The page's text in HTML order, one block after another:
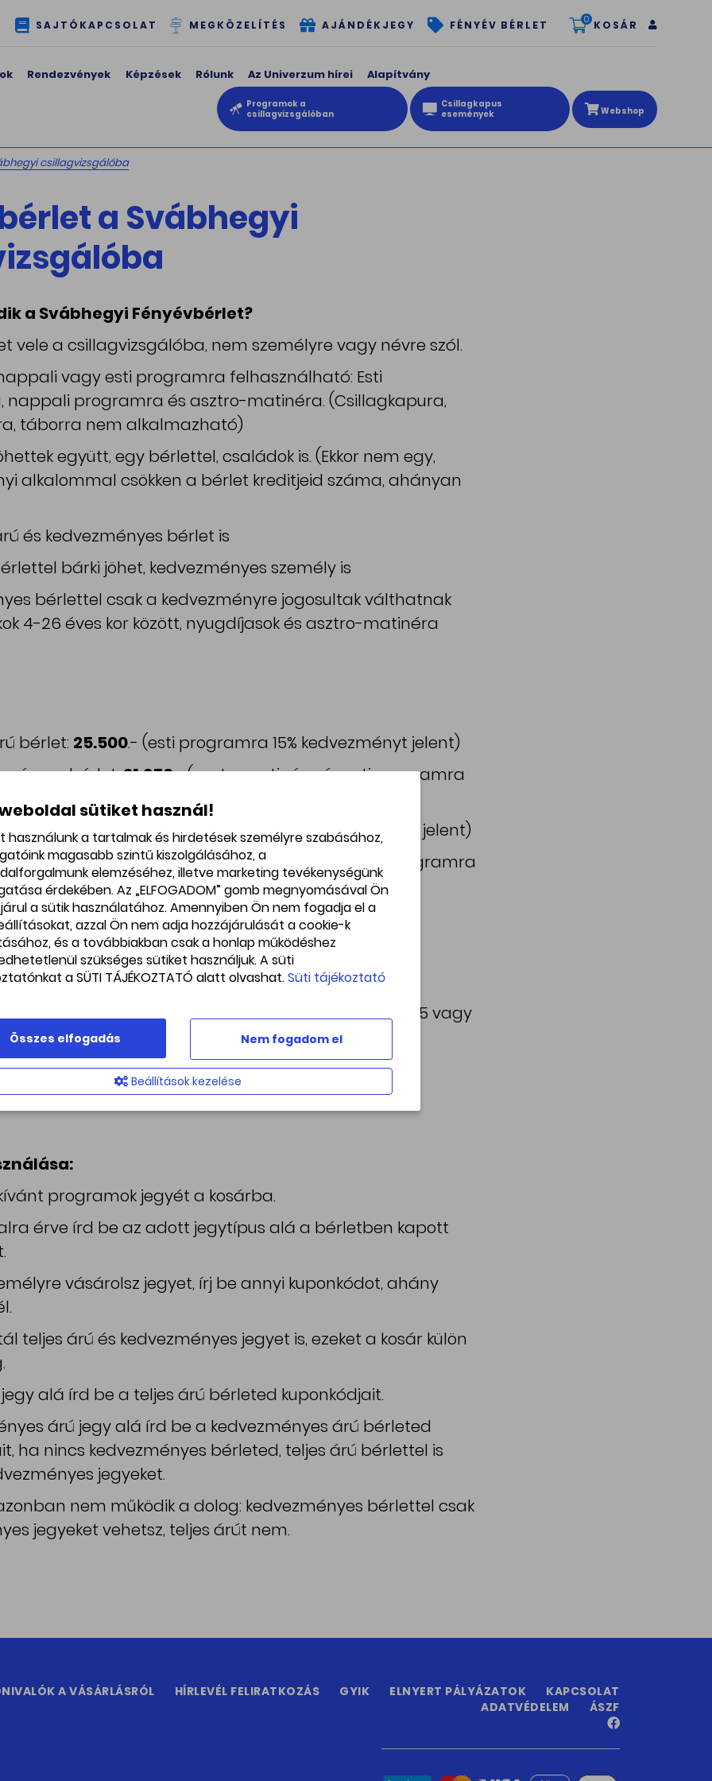
SAJTÓKAPCSOLAT MEGKÖZELÍTÉS AJÁNDÉKJEGY FÉNYÉV BÉRLET 0 KOSÁR
Rendezvények Képzések Rólunk Az Univerzum hírei Alapítvány
Programok a
csillagvizsgálóban
Csillagkapus
események
Webshop
csillagvizsgálóba
a Svábhegyi
a Svábhegyi Fényévbérlet?
vele a csillagvizsgálóba, nem személyre vagy névre szól.
vagy esti programra felhasználható: Esti
nappali programra és asztro-matinéra. (Csillagkapura,
táborra nem alkalmazható)
együtt, egy bérlettel, családok is. (Ekkor nem egy,
alkalommal csökken a bérlet kreditjeid száma, ahányan
és kedvezményes bérlet is
bárki jöhet, kedvezményes személy is
bérlettel csak a kedvezményre jogosultak válthatnak
4-26 éves kor között, nyugdíjasok és asztro-matinéra
bérlet: 25.500.- (esti programra 15% kedvezményt jelent)
bérlet:21.250.- (asztromatinéra és esti programra
jelent)
bérlet:48.000.- (esti programra 20% kedvezményt jelent)
bérlet:40.000.- (asztromatinéra és esti programra
jelent)
a bérletet fentebb.
mailben, pdf formátumban fogod megkapni, amin 5 vagy
felhasználható kód található.
személynek vehetsz belépőt a csillagvizsgálóba.
napjától kezdve 365 napig érvényes.
programok jegyét a kosárba.
érve írd be az adott jegytípus alá a bérletben kapott
vásárolsz jegyet, írj be annyi kuponkódot, ahány
teljes árú és kedvezményes jegyet is, ezeket a kosár külön
alá írd be a teljes árú bérleted kuponkódjait.
árú jegy alá írd be a kedvezményes árú bérleted
ha nincs kedvezményes bérleted, teljes árú bérlettel is
jegyeket.
nem működik a dolog: kedvezményes bérlettel csak
jegyeket vehetsz, teljes árút nem.
A VÁSÁRLÁSRÓL HÍRLEVÉL FELIRATKOZÁS GYIK ELNYERT PÁLYÁZATOK
KAPCSOLAT
ADATVÉDELEM
ÁSZF
weboldal sütiket használ!
használunk a tartalmak és hirdetések személyre szabásához,
magasabb szintű kiszolgálásához, a
elemzéséhez, illetve marketing tevékenységünk
érdekében. Az „ELFOGADOM” gomb megnyomásával Ön
a sütik használatához. Amennyiben Ön nem fogadja el a
azzal Ön nem adja hozzájárulását a cookie-k
és a továbbiakban csak a honlap működéshez
szükséges sütiket használjuk. A süti
a SÜTI TÁJÉKOZTATÓ alatt olvashat.Süti tájékoztató
Összes elfogadás Nem fogadom el
Beállítások kezelése